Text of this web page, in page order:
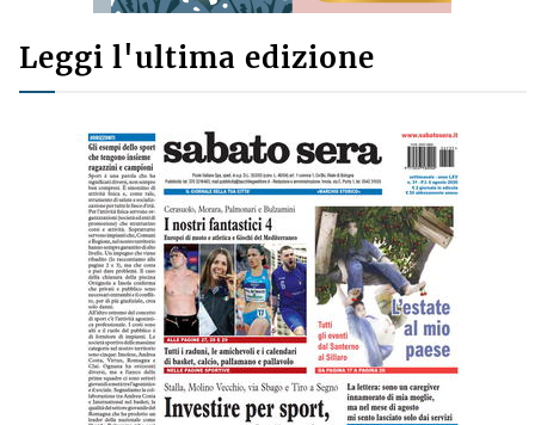
Leggi l'ultima edizione